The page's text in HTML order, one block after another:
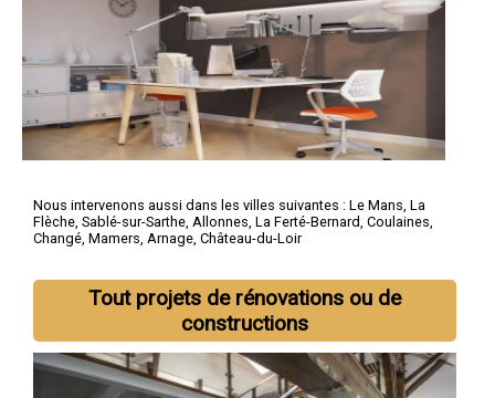
Nous intervenons aussi dans les villes suivantes : Le Mans La
Flèche Sablé-sur-Sarthe Allonnes La Ferté-Bernard Coulaines
Changé Mamers Arnage Château-du-Loir
Tout projets de rénovations ou de
constructions